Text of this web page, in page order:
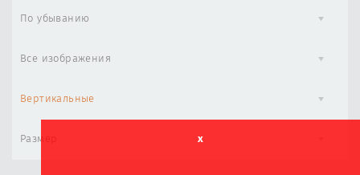
По убыванию
Все изображения
Вертикальные
Размер x